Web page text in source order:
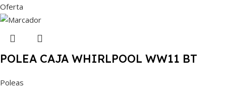
Oferta
POLEA CAJA WHIRLPOOL WW11 BT
Poleas